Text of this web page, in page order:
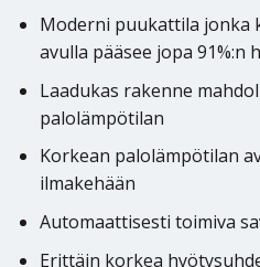
Moderni puukattila jonka
avulla pääsee jopa 91%:n
Laadukas rakenne
palolämpötilan
Korkean palolämpötilan
ilmakehään
Automaattisesti toimiva
Erittäin korkea